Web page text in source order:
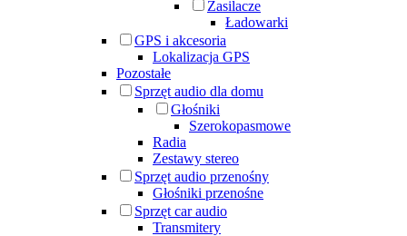
Zasilacze
Ładowarki
GPS i akcesoria
Lokalizacja GPS
Pozostałe
Sprzęt audio dla domu
Głośniki
Szerokopasmowe
Radia
Zestawy stereo
Sprzęt audio przenośny
Głośniki przenośne
Sprzęt car audio
Transmitery